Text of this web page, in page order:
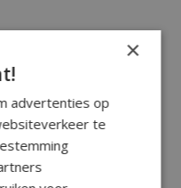
×
advertenties op
te